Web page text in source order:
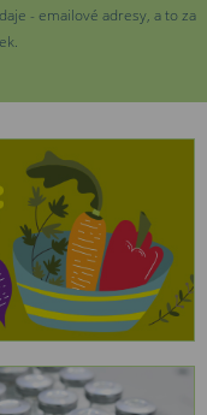
- emailové adresy, a to za